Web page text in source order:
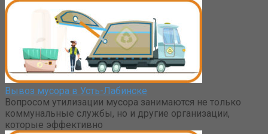
Вывоз мусора в Усть-Лабинске
Вопросом утилизации мусора занимаются не только
коммунальные службы, но и другие организации,
которые эффективно